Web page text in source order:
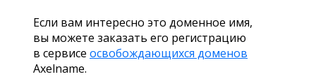
Если вам интересно это доменное имя,
вы можете заказать его регистрацию
в сервисе освобождающихся доменов
Axelname.